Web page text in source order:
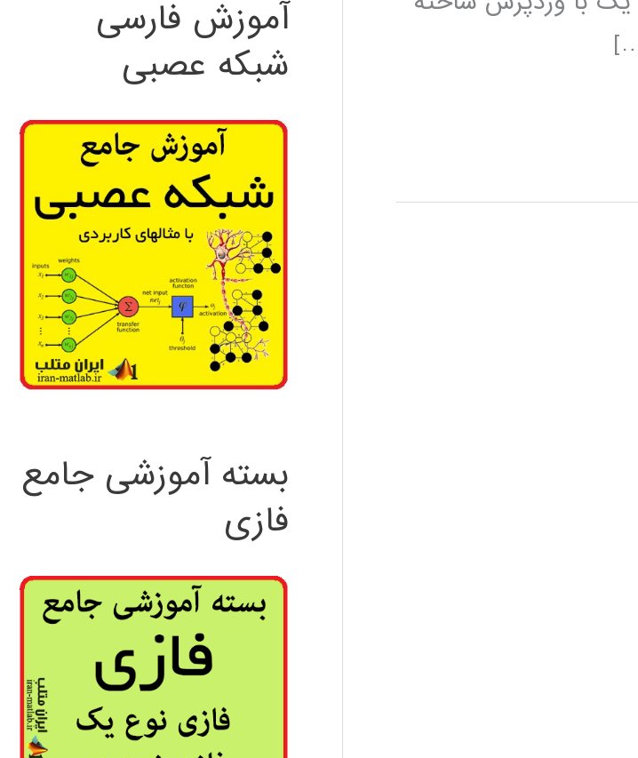
آموزش فارسی
شبکه عصبی
بسته آموزشی جامع
فازی